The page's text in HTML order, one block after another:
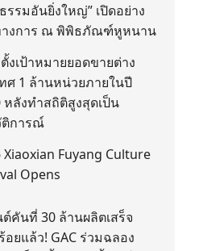
รมอันยิ่งใหญ่” เปิดอย่าง
างการ ณ พิพิธภัณฑ์หูหนาน
ตั้งเป้าหมายยอดขายต่าง
ศ 1 ล้านหน่วยภายในปี
หลังทำสถิติสูงสุดเป็น
ติการณ์
Xiaoxian Fuyang Culture
Opens
คันที่ 30 ล้านผลิตเสร็จ
อยแล้ว! GAC ร่วมฉลอง